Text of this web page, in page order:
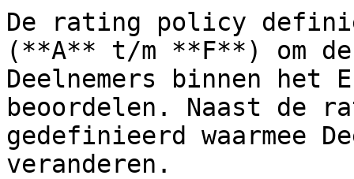
De rating policy
(**A** t/m **F**) om de
Deelnemers binnen het
beoordelen. Naast de
gedefinieerd waarmee
veranderen.